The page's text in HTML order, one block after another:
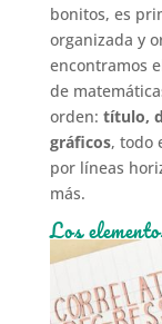
bonitos, es
organizada y
encontramos
de
orden: título,
gráficos, todo
por líneas
más.
Los